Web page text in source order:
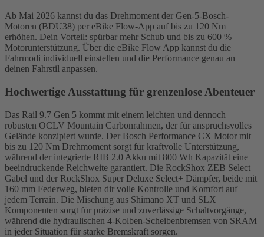
Ab Mai 2026 kannst du das Drehmoment der Gen-5-Bosch-
Motoren (BDU38) per eBike Flow-App auf bis zu 120 Nm
erhöhen. Dein Vorteil: spürbar mehr Schub und bis zu 600 %
Motorunterstützung. Über die eBike Flow App kannst du die
Fahrmodi individuell einstellen und die Performance genau an
deinen Fahrstil anpassen.
Hochwertige Ausstattung für grenzenlose Abenteuer
Das Rail 9.7 Gen 5 kommt mit einem leichten und dennoch
robusten OCLV Mountain Carbonrahmen, der für anspruchsvolles
Gelände konzipiert wurde. Der Bosch Performance CX Motor mit
bis zu 120 Nm Drehmoment sorgt für kraftvolle Unterstützung,
während der integrierte RIB 2.0 Akku mit 800 Wh Kapazität eine
beeindruckende Reichweite garantiert. Die RockShox ZEB Select
Gabel und der RockShox Super Deluxe Select+ Dämpfer, beide mit
160 mm Federweg, bieten dir volle Kontrolle und Komfort auf
jedem Terrain. Die Mischung aus Shimano XT und SLX
Komponenten sorgt für präzise und zuverlässige Schaltvorgänge,
während die hydraulischen 4-Kolben-Scheibenbremsen von SRAM
in jeder Situation für starke Bremskraft sorgen.